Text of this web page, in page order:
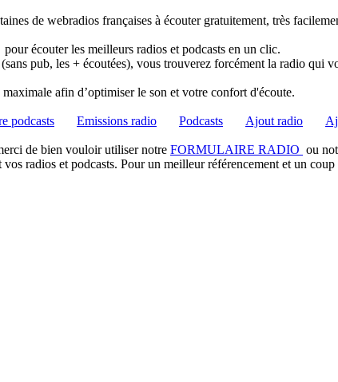
de webradios françaises à écouter gratuitement, très
écouter les meilleurs radios et podcasts en un clic.
pub, les + écoutées), vous trouverez forcément la radio qui
afin d’optimiser le son et votre confort d'écoute.
podcasts Emissions radio Podcasts Ajout radio
de bien vouloir utiliser notre FORMULAIRE RADIO ou
radios et podcasts. Pour un meilleur référencement et un